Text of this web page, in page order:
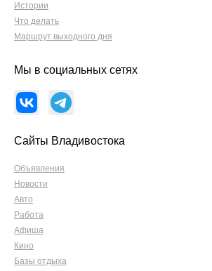
Истории
Что делать
Маршрут выходного дня
Мы в социальных сетях
Сайты Владивостока
Объявления
Новости
Авто
Работа
Афиша
Кино
Базы отдыха